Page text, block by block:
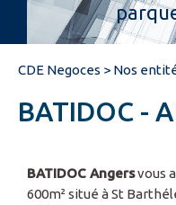
Espace pro
CDE Negoces > Nos
BATIDOC -
BATIDOC Angersvous
600m² situé à St